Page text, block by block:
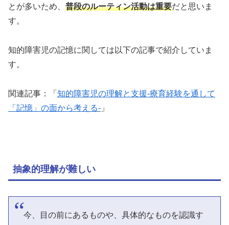
とが多いため、 普段のルーティン活動は重要だと思いま
す。
知的障害児の記憶に関しては以下の記事で紹介していま
す。
関連記事：「 知的障害児の理解と支援-療育経験を通して
「記憶」の面から考える- 」
抽象的理解が難しい
今、目の前にあるものや、具体的なものを認識す